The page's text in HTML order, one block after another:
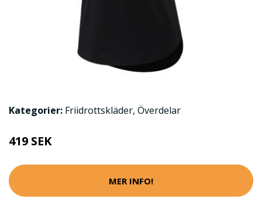
Kategorier: Friidrottskläder, Överdelar
419 SEK
MER INFO!